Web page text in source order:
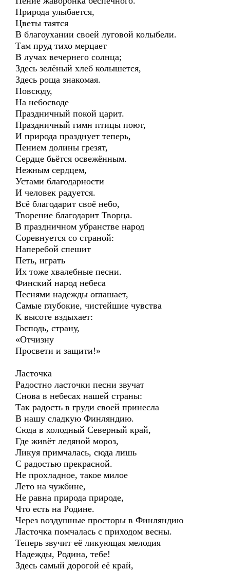
Природа улыбается,
Цветы таятся
В благоухании своей луговой колыбели.
Там пруд тихо мерцает
В лучах вечернего солнца;
Здесь зелёный хлеб колышется,
Здесь роща знакомая.
Повсюду,
На небосводе
Праздничный покой царит.
Праздничный гимн птицы поют,
И природа празднует теперь,
Пением долины грезят,
Сердце бьётся освежённым.
Нежным сердцем,
Устами благодарности
И человек радуется.
Всё благодарит своё небо,
Творение благодарит Творца.
В праздничном убранстве народ
Соревнуется со страной:
Наперебой спешит
Петь, играть
Их тоже хвалебные песни.
Финский народ небеса
Песнями надежды оглашает,
Самые глубокие, чистейшие чувства
К высоте вздыхает:
Господь, страну,
«Отчизну
Просвети и защити!»
Ласточка
Радостно ласточки песни звучат
Снова в небесах нашей страны:
Так радость в груди своей принесла
В нашу сладкую Финляндию.
Сюда в холодный Северный край,
Где живёт ледяной мороз,
Ликуя примчалась, сюда лишь
С радостью прекрасной.
Не прохладное, такое милое
Лето на чужбине,
Не равна природа природе,
Что есть на Родине.
Через воздушные просторы в Финляндию
Ласточка помчалась с приходом весны.
Теперь звучит её ликующая мелодия
Надежды, Родина, тебе!
Здесь самый дорогой её край,